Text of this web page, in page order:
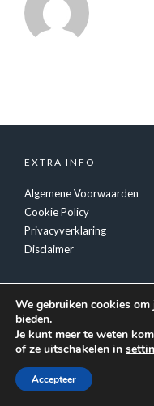
EXTRA INFO
Algemene Voorwaarden
Cookie Policy
Privacyverklaring
Disclaimer
© Copyright
We gebruiken cookies
bieden.
Je kunt meer te weten
of ze uitschakelen in
Accepteer